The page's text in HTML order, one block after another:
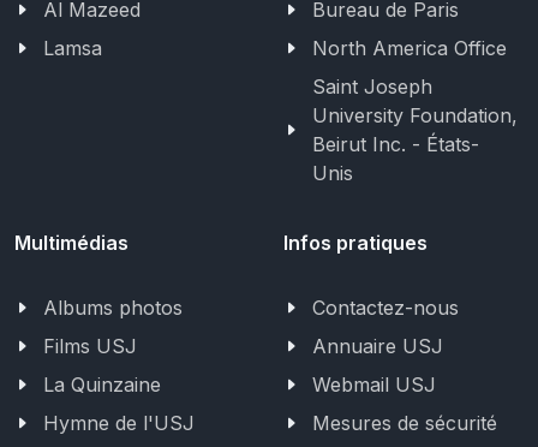
Al Mazeed
Lamsa
Bureau de Paris
North America Office
Saint Joseph
University Foundation,
Beirut Inc. - États-
Unis
Multimédias
Albums photos
Films USJ
La Quinzaine
Hymne de l'USJ
Infos pratiques
Contactez-nous
Annuaire USJ
Webmail USJ
Mesures de sécurité